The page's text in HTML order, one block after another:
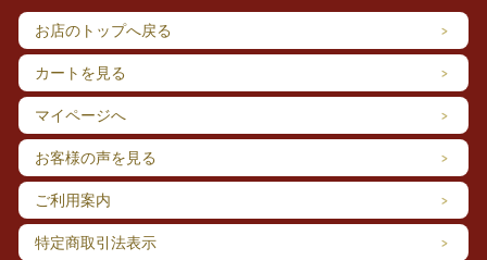
お店のトップへ戻る
カートを見る
マイページへ
お客様の声を見る
ご利用案内
特定商取引法表示